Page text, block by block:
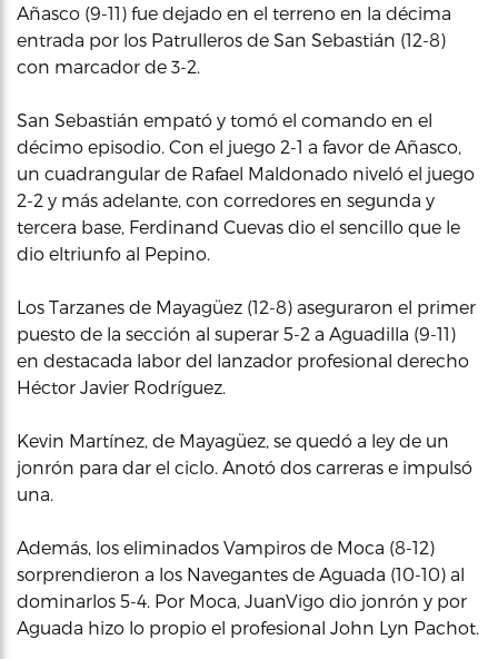
Añasco (9-11) fue dejado en el terreno en la décima
entrada por los Patrulleros de San Sebastián (12-8)
con marcador de 3-2.
San Sebastián empató y tomó el comando en el
décimo episodio. Con el juego 2-1 a favor de Añasco,
un cuadrangular de Rafael Maldonado niveló el juego
2-2 y más adelante, con corredores en segunda y
tercera base, Ferdinand Cuevas dio el sencillo que le
dio eltriunfo al Pepino.
Los Tarzanes de Mayagüez (12-8) aseguraron el primer
puesto de la sección al superar 5-2 a Aguadilla (9-11)
en destacada labor del lanzador profesional derecho
Héctor Javier Rodríguez.
Kevin Martínez, de Mayagüez, se quedó a ley de un
jonrón para dar el ciclo. Anotó dos carreras e impulsó
una.
Además, los eliminados Vampiros de Moca (8-12)
sorprendieron a los Navegantes de Aguada (10-10) al
dominarlos 5-4. Por Moca, JuanVigo dio jonrón y por
Aguada hizo lo propio el profesional John Lyn Pachot.